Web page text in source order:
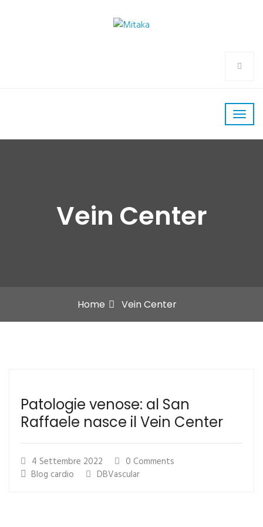
Vein Center
Home Vein Center
Patologie venose: al San
Raffaele nasce il Vein Center
4 Settembre 2022
0 Comments
Blog cardio DBVascular